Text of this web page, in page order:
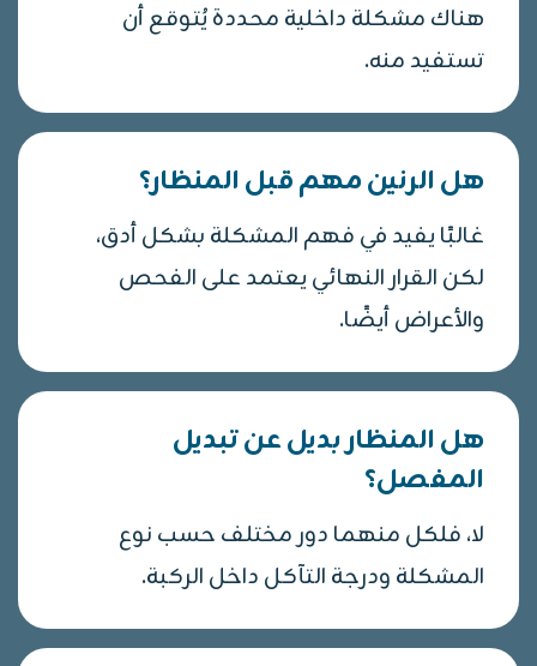
هناك مشكلة داخلية محددة يُتوقع أن
تستفيد منه.
هل الرنين مهم قبل المنظار؟
غالبًا يفيد في فهم المشكلة بشكل أدق،
لكن القرار النهائي يعتمد على الفحص
والأعراض أيضًا.
هل المنظار بديل عن تبديل
المفصل؟
لا، فلكل منهما دور مختلف حسب نوع
المشكلة ودرجة التآكل داخل الركبة.